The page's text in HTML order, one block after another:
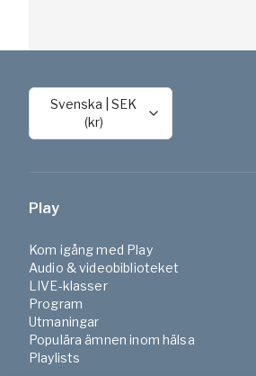
Svenska |SEK
(kr)
Play
Kom igång med Play
Audio & videobiblioteket
LIVE-klasser
Program
Utmaningar
Populära ämnen inom hälsa
Playlists